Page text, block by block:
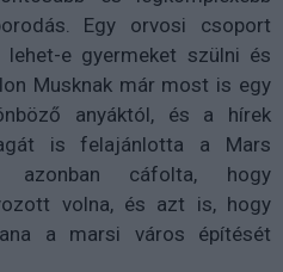
Egy orvosi csoport
e gyermeket szülni és
Musknak már most is egy
anyáktól, és a hírek
is felajánlotta a Mars
azonban cáfolta, hogy
volna, és azt is, hogy
a marsi város építését